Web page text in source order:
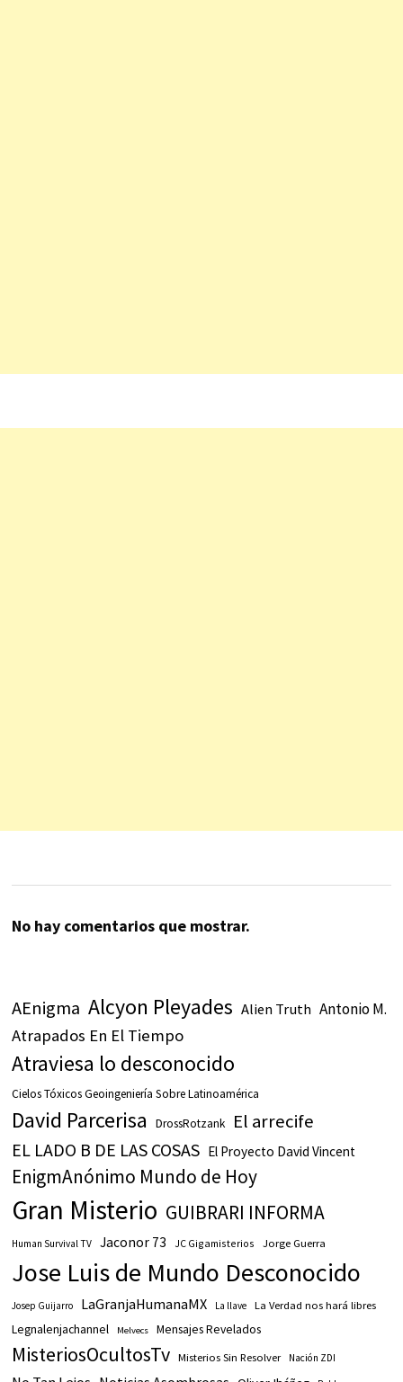
No hay comentarios que mostrar.
AEnigma Alcyon Pleyades Alien Truth Antonio M.
Atrapados En El Tiempo
Atraviesa lo desconocido
Cielos Tóxicos Geoingeniería Sobre Latinoamérica
David Parcerisa DrossRotzank El arrecife
EL LADO B DE LAS COSAS El Proyecto David Vincent
EnigmAnónimo Mundo de Hoy
Gran Misterio GUIBRARI INFORMA
Human Survival TV Jaconor 73 JC Gigamisterios Jorge Guerra
Jose Luis de Mundo Desconocido
Josep Guijarro LaGranjaHumanaMX La llave La Verdad nos hará libres
Legnalenjachannel Melvecs Mensajes Revelados
MisteriosOcultosTv Misterios Sin Resolver Nación ZDI